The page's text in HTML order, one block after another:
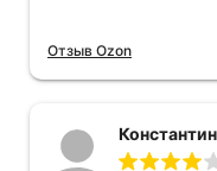
Отзыв Ozon